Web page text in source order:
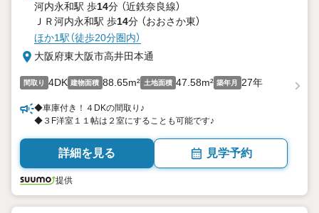
河内永和駅 歩14分 （近鉄奈良線）
ＪＲ河内永和駅 歩14分 （おおさか東）
ほか1駅（徒歩20分圏内）
大阪府東大阪市高井田本通
間取り 4DK 建物面積 88.65m² 土地面積 47.58m² 築年月 27年
◆車庫付き！４DKの間取り♪
◆３F洋室１１帖は２室にすることも可能です♪
詳細を見る 見学予約
提供